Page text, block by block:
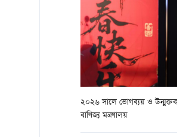
২০২৬ সালে ভোগব্যয় ও
বাণিজ্য মন্ত্রণালয়